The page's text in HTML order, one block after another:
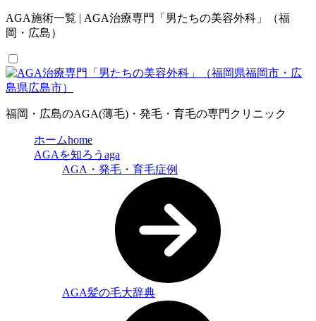
AGA施術一覧 | AGA治療専門「男たちの美容外科」（福
岡・広島）
福岡・広島のAGA(薄毛)・発毛・育毛の専門クリニック
ホームhome
AGAを知ろう aga
AGA・発毛・育毛症例
AGA髪の毛大辞典